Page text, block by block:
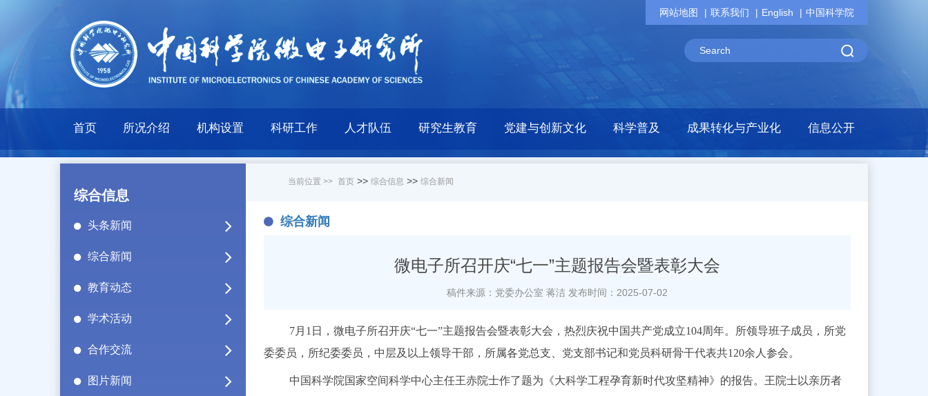
网站地图 联系我们 English 中国科学院
首页 所况介绍 机构设置 科研工作 人才队伍 研究生教育 党建与创新文化 科学普及 成果转化与产业化 信息公开
综合信息
头条新闻
综合新闻
教育动态
学术活动
合作交流
图片新闻
当前位置 >> 首页 >> 综合信息 >> 综合新闻
综合新闻
微电子所召开庆“七一”主题报告会暨表彰大会
稿件来源：党委办公室 蒋洁 发布时间：2025-07-02
7月1日，微电子所召开庆“七一”主题报告会暨表彰大会，热烈庆祝中国共产党成立104周年。所领导班子成员，所党
委委员，所纪委委员，中层及以上领导干部，所属各党总支、党支部书记和党员科研骨干代表共120余人参会。
中国科学院国家空间科学中心主任王赤院士作了题为《大科学工程孕育新时代攻坚精神》的报告。王院士以亲历者